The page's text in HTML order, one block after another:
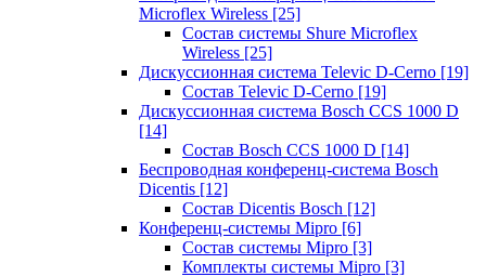
Microflex Wireless [25]
Состав системы Shure Microflex
Wireless [25]
Дискуссионная система Televic D-Cerno [19]
Состав Televic D-Cerno [19]
Дискуссионная система Bosch CCS 1000 D
[14]
Состав Bosch CCS 1000 D [14]
Беспроводная конференц-система Bosch
Dicentis [12]
Состав Dicentis Bosch [12]
Конференц-системы Mipro [6]
Состав системы Mipro [3]
Комплекты системы Mipro [3]